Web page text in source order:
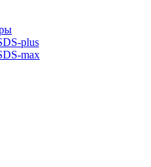
plus
max